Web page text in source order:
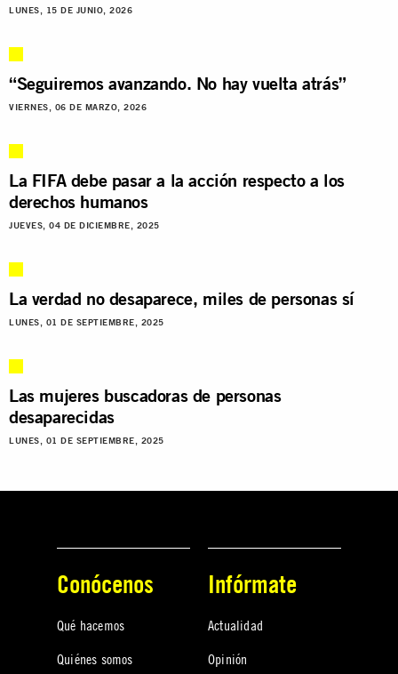
LUNES, 15 DE JUNIO, 2026
“Seguiremos avanzando. No hay vuelta atrás”
VIERNES, 06 DE MARZO, 2026
La FIFA debe pasar a la acción respecto a los
derechos humanos
JUEVES, 04 DE DICIEMBRE, 2025
La verdad no desaparece, miles de personas sí
LUNES, 01 DE SEPTIEMBRE, 2025
Las mujeres buscadoras de personas
desaparecidas
LUNES, 01 DE SEPTIEMBRE, 2025
Conócenos
Qué hacemos
Quiénes somos
Infórmate
Actualidad
Opinión